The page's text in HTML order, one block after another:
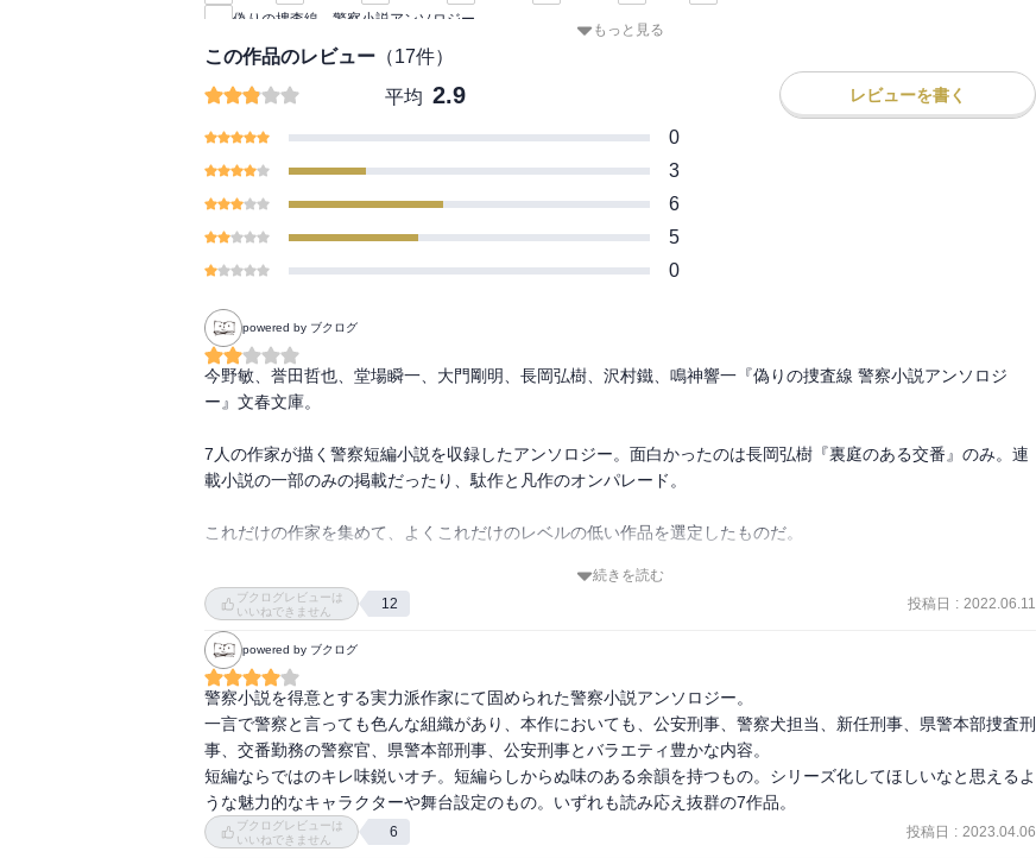
偽りの捜査線 警察小説アンソロジー
もっと見る
この作品のレビュー （17件）
平均 2.9 レビューを書く
0
3
6
5
0
powered by ブクログ
今野敏、誉田哲也、堂場瞬一、大門剛明、長岡弘樹、沢村鐵、鳴神響一『偽りの捜査線 警察小説アンソロジ
ー』文春文庫。
7人の作家が描く警察短編小説を収録したアンソロジー。面白かったのは長岡弘樹『裏庭のある交番』のみ。連
載小説の一部のみの掲載だったり、駄作と凡作のオンパレード。
これだけの作家を集めて、よくこれだけのレベルの低い作品を選定したものだ。
誉田哲也『レイン』。ノンシリーズの公安物。少し意外な展開と結末ではあったが、ストーリーは単純で捻りは
無い。所轄からの要請で、公安警察の佐島賢太が大学時代の同級生を殺人容疑で取り調べることになる。★★★
大門剛明『手綱を引く』。警察犬をテーマにした珍しい短編。テーマは面白いが解りにくいミステリー。結末も
グレーで消化不良。老いた警察犬が選んだ臭いが冤罪を生んだのか、それとも……★★★
堂場瞬一『手口』。新米刑事が捜査を通じて成長する姿を描いた短編。特徴のある手口の居直り強盗。犯人は住
人を殺害し、逃亡する。★★★
鳴神響一『虚飾の代償』。書き下ろし。怪盗タイガーズアイと警察の攻防を描くライトな短編。最後の謎解きは
面白いが……★★★
続きを読む
ブクログレビューは
いいねできません
12 投稿日 : 2022.06.11
powered by ブクログ
警察小説を得意とする実力派作家にて固められた警察小説アンソロジー。
一言で警察と言っても色んな組織があり、本作においても、公安刑事、警察犬担当、新任刑事、県警本部捜査刑
事、交番勤務の警察官、県警本部刑事、公安刑事とバラエティ豊かな内容。
短編ならではのキレ味鋭いオチ。短編らしからぬ味のある余韻を持つもの。シリーズ化してほしいなと思えるよ
うな魅力的なキャラクターや舞台設定のもの。いずれも読み応え抜群の7作品。
ブクログレビューは
いいねできません
6 投稿日 : 2023.04.06